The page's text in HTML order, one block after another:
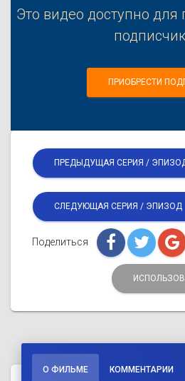
Это видео доступно для
ПРИОБРЕСТИ
ПРЕДЫДУЩАЯ СЕРИЯ /
СЛЕДУЮЩАЯ СЕРИЯ / ЭПИЗОД
Поделиться
О ФИЛЬМЕ КОММЕНТАРИИ